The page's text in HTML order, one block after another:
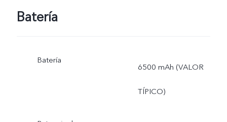
Batería
Batería
6500 mAh (VALOR
TÍPICO)